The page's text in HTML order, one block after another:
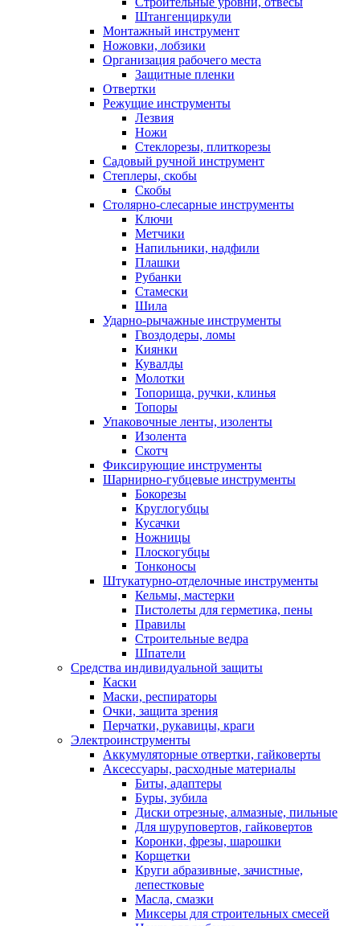
Штангенциркули
Монтажный инструмент
Ножовки, лобзики
Организация рабочего места
Защитные пленки
Отвертки
Режущие инструменты
Лезвия
Ножи
Стеклорезы, плиткорезы
Садовый ручной инструмент
Степлеры, скобы
Скобы
Столярно-слесарные инструменты
Ключи
Метчики
Напильники, надфили
Плашки
Рубанки
Стамески
Шила
Ударно-рычажные инструменты
Гвоздодеры, ломы
Киянки
Кувалды
Молотки
Топорища, ручки, клинья
Топоры
Упаковочные ленты, изоленты
Изолента
Скотч
Фиксирующие инструменты
Шарнирно-губцевые инструменты
Бокорезы
Круглогубцы
Кусачки
Ножницы
Плоскогубцы
Тонконосы
Штукатурно-отделочные инструменты
Кельмы, мастерки
Пистолеты для герметика, пены
Правилы
Строительные ведра
Шпатели
Средства индивидуальной защиты
Каски
Маски, респираторы
Очки, защита зрения
Перчатки, рукавицы, краги
Электроинструменты
Аккумуляторные отвертки, гайковерты
Аксессуары, расходные материалы
Биты, адаптеры
Буры, зубила
Диски отрезные, алмазные, пильные
Для шуруповертов, гайковертов
Коронки, фрезы, шарошки
Корщетки
Круги абразивные, зачистные,
лепестковые
Масла, смазки
Миксеры для строительных смесей